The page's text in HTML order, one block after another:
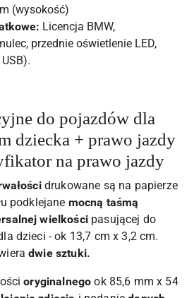
(wysokość)
Licencja BMW,
przednie oświetlenie LED,
do pojazdów dla
dziecka + prawo jazdy
na prawo jazdy
drukowane są na papierze
podklejane mocną taśmą
wielkościpasującej do
dzieci - ok 13,7 cm x 3,2 cm.
dwie sztuki.
oryginalnego ok 85,6 mm x 54